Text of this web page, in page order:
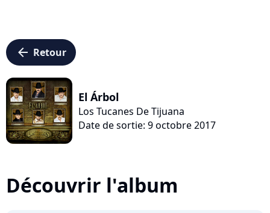
arrow_left Retour
El Árbol
Los Tucanes De Tijuana
Date de sortie: 9 octobre 2017
Découvrir l'album